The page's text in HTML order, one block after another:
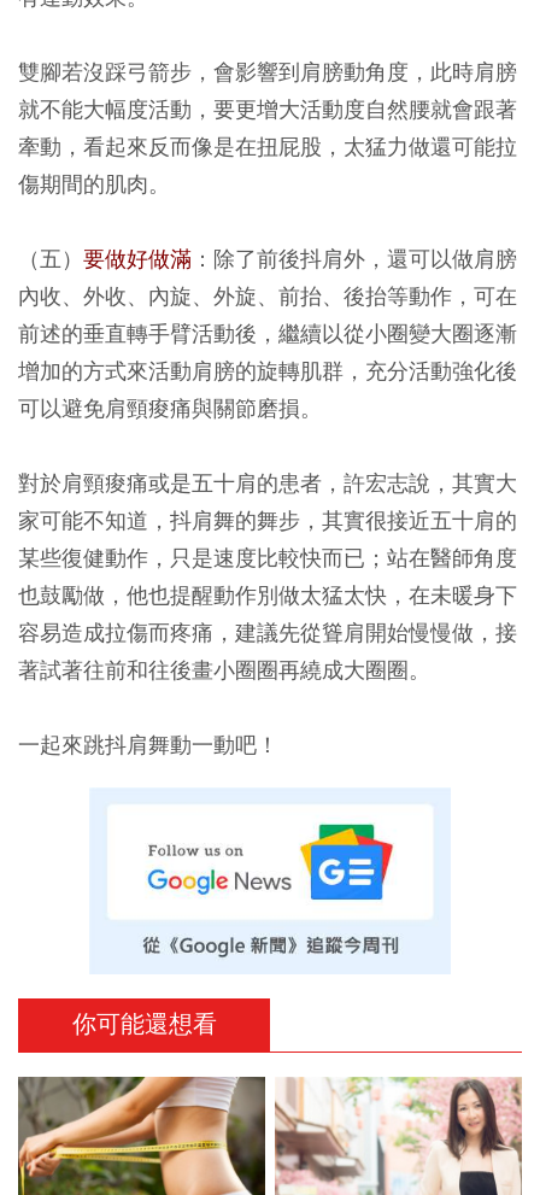
雙腳若沒踩弓箭步，會影響到肩膀動角度，此時肩膀
就不能大幅度活動，要更增大活動度自然腰就會跟著
牽動，看起來反而像是在扭屁股，太猛力做還可能拉
傷期間的肌肉。
（五） 要做好做滿 ：除了前後抖肩外，還可以做肩膀
內收、外收、內旋、外旋、前抬、後抬等動作，可在
前述的垂直轉手臂活動後，繼續以從小圈變大圈逐漸
增加的方式來活動肩膀的旋轉肌群，充分活動強化後
可以避免肩頸痠痛與關節磨損。
對於肩頸痠痛或是五十肩的患者，許宏志說，其實大
家可能不知道，抖肩舞的舞步，其實很接近五十肩的
某些復健動作，只是速度比較快而已；站在醫師角度
也鼓勵做，他也提醒動作別做太猛太快，在未暖身下
容易造成拉傷而疼痛，建議先從聳肩開始慢慢做，接
著試著往前和往後畫小圈圈再繞成大圈圈。
一起來跳抖肩舞動一動吧！
你可能還想看